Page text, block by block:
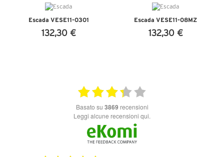
Escada VESE11-0301
132,30 €
Escada VESE11-08MZ
132,30 €
basato su 3869 recensioni
Leggi alcune recensioni qui.